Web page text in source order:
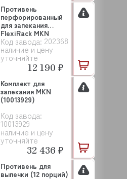
Код завода: 202368
наличие и цену
уточняйте
Противень
перфорированный
для запекания
FlexiRack MKN
(202368)
12 190 ₽
Код завода:
10013929
наличие и цену
уточняйте
Комплект для
запекания MKN
(10013929)
32 436 ₽
Противень для
выпечки (12 порций)